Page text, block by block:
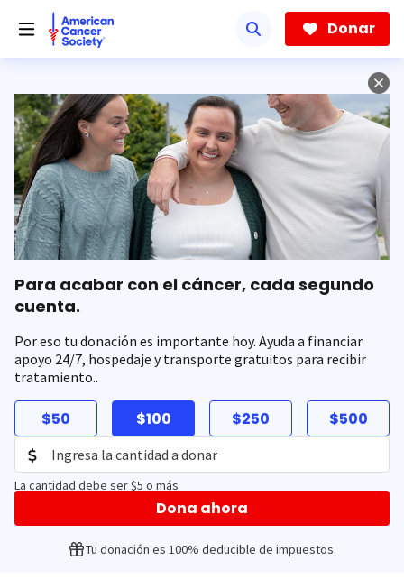
hacia
contenido
Donar
Para acabar con el cáncer, cada segundo
cuenta.
Por eso tu donación es importante hoy. Ayuda a financiar
apoyo 24/7, hospedaje y transporte gratuitos para recibir
tratamiento..
$50 $100 $250 $500
La cantidad debe ser $5 o más
Dona ahora
Tu donación es 100% deducible de impuestos.